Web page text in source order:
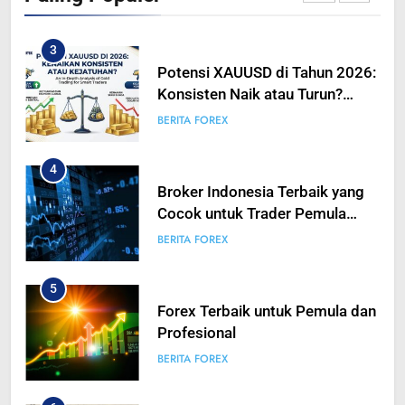
Bersiap
3
Potensi XAUUSD di Tahun 2026:
Konsisten Naik atau Turun?
Analisis Mendalam Trading
BERITA FOREX
4
Broker Indonesia Terbaik yang
Cocok untuk Trader Pemula
hingga Profesional
BERITA FOREX
5
Forex Terbaik untuk Pemula dan
Profesional
BERITA FOREX